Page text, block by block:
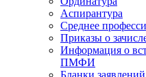
Аспирантура
Среднее
Приказы о
Информация о
ПМФИ
Бланки заявлений